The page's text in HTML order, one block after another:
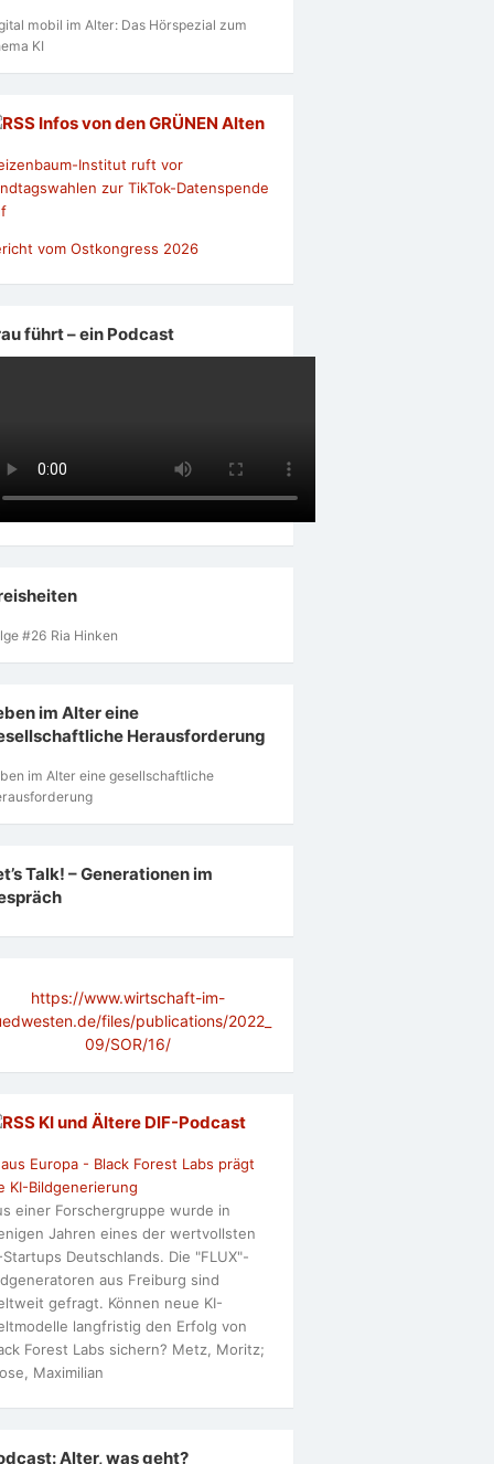
mobil im Alter: Das Hörspezial zum
KI
Infos von den GRÜNEN Alten
Institut ruft vor
zur TikTok-Datenspende
vom Ostkongress 2026
führt – ein Podcast
#26 Ria Hinken
im Alter eine
Herausforderung
im Alter eine gesellschaftliche
Talk! – Generationen im
https://www.wirtschaft-im-
files/publications/2022_
09/SOR/16/
KI und Ältere DlF-Podcast
aus Europa - Black Forest Labs prägt
KI-Bildgenerierung
einer Forschergruppe wurde in
Jahren eines der wertvollsten
Startups Deutschlands. Die "FLUX"-
aus Freiburg sind
gefragt. Können neue KI-
langfristig den Erfolg von
Forest Labs sichern? Metz, Moritz;
Maximilian
Alter, was geht?